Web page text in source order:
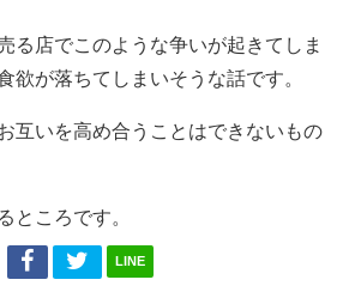
る店でこのような争いが起きてしま
欲が落ちてしまいそうな話です。
互いを高め合うことはできないもの
ところです。
LINE